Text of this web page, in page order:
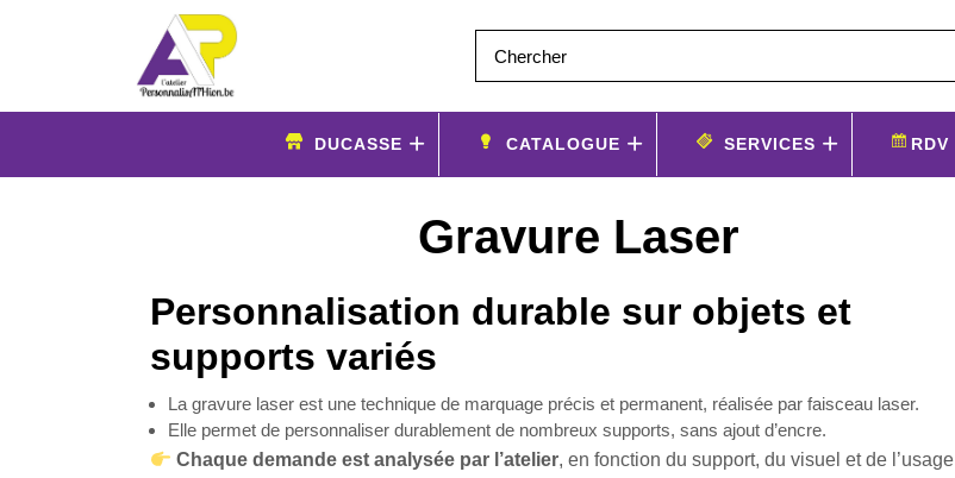
DUCASSE CATALOGUE SERVICES RDV
Gravure Laser
Personnalisation durable sur objets et
supports variés
La gravure laser est une technique de marquage précis et permanent, réalisée par faisceau laser.
Elle permet de personnaliser durablement de nombreux supports, sans ajout d’encre.
Chaque demande est analysée par l’atelier, en fonction du support, du visuel et de l’usage